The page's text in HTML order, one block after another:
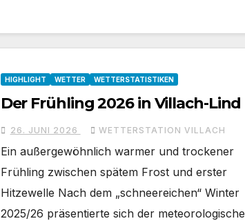
HIGHLIGHT WETTER WETTERSTATISTIKEN
Der Frühling 2026 in Villach-Lind
26. JUNI 2026 WETTERSTATION VILLACH
Ein außergewöhnlich warmer und trockener
Frühling zwischen spätem Frost und erster
Hitzewelle Nach dem „schneereichen“ Winter
2025/26 präsentierte sich der meteorologische